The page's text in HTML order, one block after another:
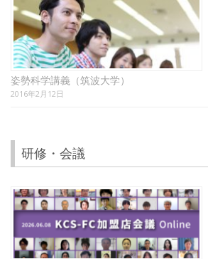
姿勢科学講義（筑波大学）
2016年2月12日
研修・会議